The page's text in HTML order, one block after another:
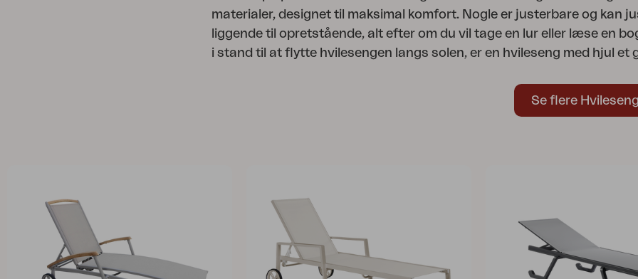
materialer, designet til maksimal komfort. Nogle er justerbare og kan
liggende til opretstående, alt efter om du vil tage en lur eller læse en
i stand til at flytte hvilesengen langs solen, er en hvileseng med hjul et
Se flere